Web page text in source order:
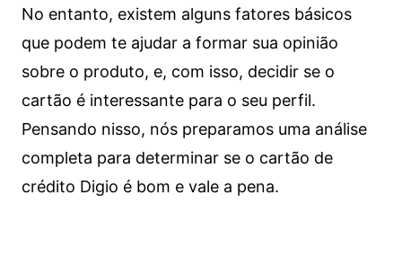
No entanto, existem alguns fatores básicos
que podem te ajudar a formar sua opinião
sobre o produto, e, com isso, decidir se o
cartão é interessante para o seu perfil.
Pensando nisso, nós preparamos uma análise
completa para determinar se o cartão de
crédito Digio é bom e vale a pena.